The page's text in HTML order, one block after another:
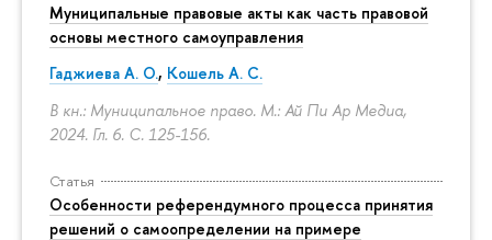
Муниципальные правовые акты как часть правовой
основы местного самоуправления
Гаджиева А. О., Кошель А. С.
В кн.: Муниципальное право. М.: Ай Пи Ар Медиа,
2024. Гл. 6. С. 125-156.
Статья
Особенности референдумного процесса принятия
решений о самоопределении на примере